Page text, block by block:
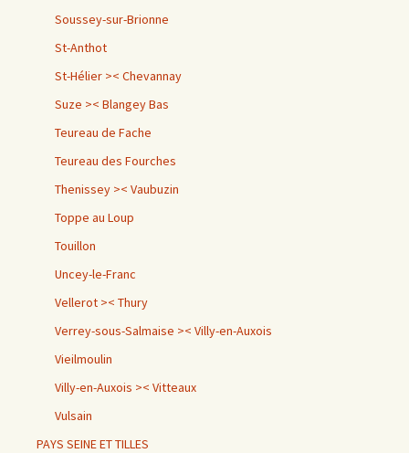
Soussey-sur-Brionne
St-Anthot
St-Hélier >< Chevannay
Suze >< Blangey Bas
Teureau de Fache
Teureau des Fourches
Thenissey >< Vaubuzin
Toppe au Loup
Touillon
Uncey-le-Franc
Vellerot >< Thury
Verrey-sous-Salmaise >< Villy-en-Auxois
Vieilmoulin
Villy-en-Auxois >< Vitteaux
Vulsain
PAYS SEINE ET TILLES